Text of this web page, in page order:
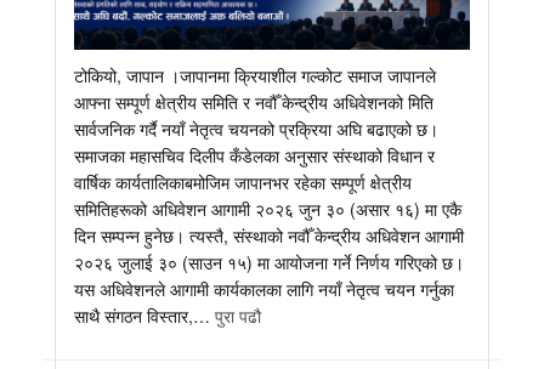
टोकियो, जापान ।जापानमा क्रियाशील गल्कोट समाज जापानले
आफ्ना सम्पूर्ण क्षेत्रीय समिति र नवौँ केन्द्रीय अधिवेशनको मिति
सार्वजनिक गर्दै नयाँ नेतृत्व चयनको प्रक्रिया अघि बढाएको छ।
समाजका महासचिव दिलीप कँडेलका अनुसार संस्थाको विधान र
वार्षिक कार्यतालिकाबमोजिम जापानभर रहेका सम्पूर्ण क्षेत्रीय
समितिहरूको अधिवेशन आगामी २०२६ जुन ३० (असार १६) मा एकै
दिन सम्पन्न हुनेछ। त्यस्तै, संस्थाको नवौँ केन्द्रीय अधिवेशन आगामी
२०२६ जुलाई ३० (साउन १५) मा आयोजना गर्ने निर्णय गरिएको छ।
यस अधिवेशनले आगामी कार्यकालका लागि नयाँ नेतृत्व चयन गर्नुका
साथै संगठन विस्तार,… पुरा पढौ